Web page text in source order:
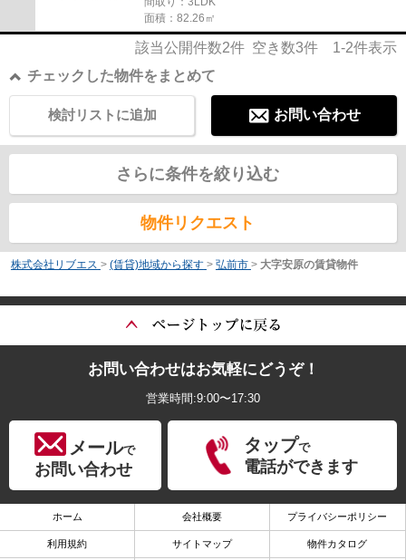
面積：82.26㎡
該当公開件数2件 空き数3件 1-2件表示
チェックした物件をまとめて
お問い合わせ
検討リストに追加
さらに条件を絞り込む
物件リクエスト
株式会社リブエス > (賃貸)地域から探す > 弘前市 > 大字安原の賃貸物件
お問い合わせはお気軽にどうぞ！
営業時間:9:00〜17:30
メールで
お問い合わせ
タップで
電話ができます
ホーム 会社概要 プライバシーポリシー
利用規約 サイトマップ 物件カタログ